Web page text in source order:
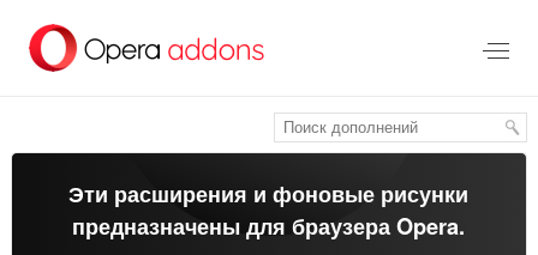
перейти
Эти расширения и фоновые рисунки
предназначены длябраузера Opera.